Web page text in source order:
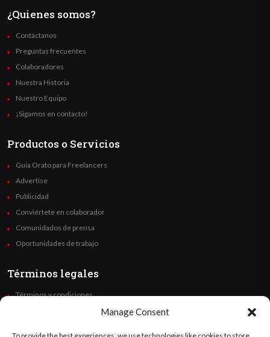
Manage Consent
¿Quienes somos?
Contáctanos
Preguntas frecuentes
Colaboradores
Nuestra Historia
Nuestro Equipo
¡Sigamos en contacto!
Productos o Servicios
Guía Orato para Freelancers
Advertise
Publicidad
Conviértete en colaborador
Comunidados de prensa
Oportunidades de trabajo
Términos legales
Términos y condiciones